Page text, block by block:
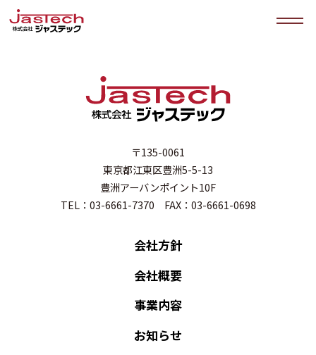
〒135-0061
東京都江東区豊洲5-5-13
豊洲アーバンポイント10F
TEL：03-6661-7370 FAX：03-6661-0698
会社方針
会社概要
事業内容
お知らせ